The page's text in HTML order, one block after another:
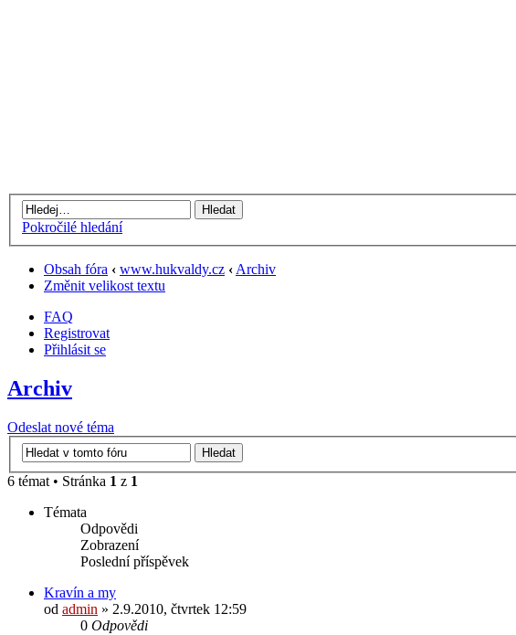
Pokročilé hledání
Obsah fóra ‹ www.hukvaldy.cz ‹Archiv
Změnit velikost textu
FAQ
Registrovat
Přihlásit se
Archiv
Odeslat nové téma
6 témat • Stránka 1 z 1
Témata
Odpovědi
Zobrazení
Poslední příspěvek
Kravín a my
od admin » 2.9.2010, čtvrtek 12:59
0 Odpovědi